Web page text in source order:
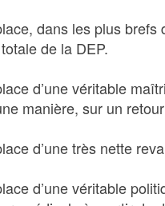
dans les plus
de la DEP.
d’une véritable
manière, sur un
d’une très nette
d’une véritable